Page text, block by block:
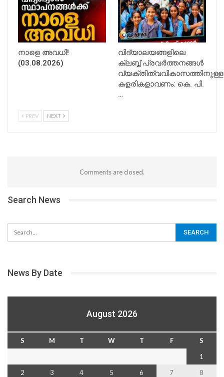
നാളെ അവധി!
(03.08.2026)
വിദ്യാലയങ്ങളിലെ
ക്ലബ്ബ് പ്രവർത്തനങ്ങൾ
വ്യക്തിത്വവികാസത്തിനുള്ള
കളരികളാവണം: കെ. പി.
…
PREV NEXT
Comments are closed.
Search News
News By Date
August 2026
S M T W T F
S
1
2
3 4 5 6 7
8